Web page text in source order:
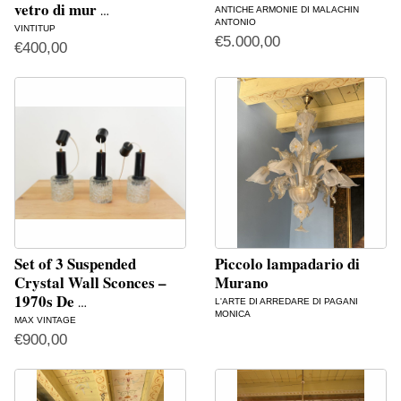
vetro di mur …
VINTITUP
€400,00
ANTICHE ARMONIE DI MALACHIN
ANTONIO
€5.000,00
Set of 3 Suspended
Crystal Wall Sconces –
1970s De …
MAX VINTAGE
€900,00
Piccolo lampadario di
Murano
L'ARTE DI ARREDARE DI PAGANI
MONICA